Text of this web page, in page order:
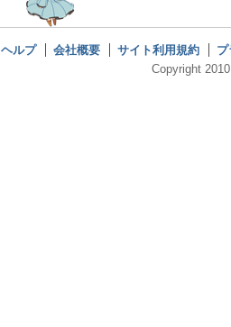
ヘルプ 会社概要 サイト利用規約
Copyright